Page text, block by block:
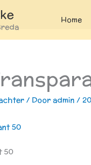
Home
/ Door admin/
50